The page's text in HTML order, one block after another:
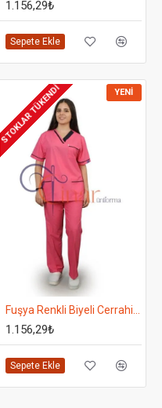
1.156,29₺
Sepete Ekle
YENI
STOKLAR TÜKENDI
1.156,29₺
Sepete Ekle